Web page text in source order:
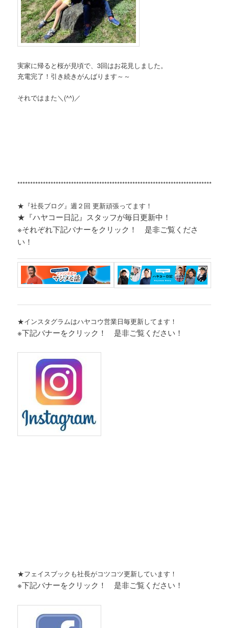
実家に帰ると桜が見頃で、3回はお花見しました。
充電完了！引き続きがんばります～～
それではまた＼(^^)／
**********************************************************************************
★『社長ブログ』週２回 更新頑張ってます！
★『ハヤコー日記』スタッフが毎日更新中！
※それぞれ下記バナーをクリック！ 是非ご覧くださ
い！
★インスタグラムはハヤコウ営業日毎更新してます！
※下記バナーをクリック！ 是非ご覧ください！
★フェイスブックも社長がコツコツ更新しています！
※下記バナーをクリック！ 是非ご覧ください！